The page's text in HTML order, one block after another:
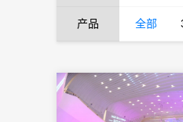
产品 全部